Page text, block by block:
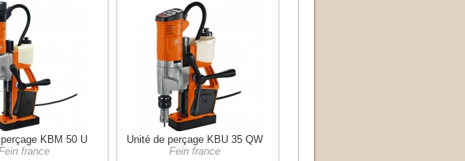
KBM 50 U
france
Unité de perçage KBU 35 QW
Fein france